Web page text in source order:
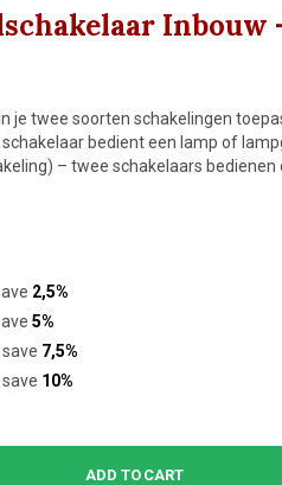
Inbouw
je twee soorten schakelingen
bedient een lamp of
– twee schakelaars
2,5%
5%
7,5%
10%
ADD TO CART